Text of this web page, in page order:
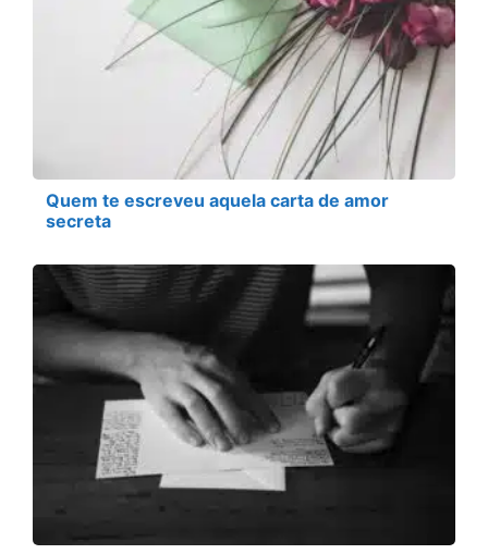
Quem te escreveu aquela carta de amor
secreta